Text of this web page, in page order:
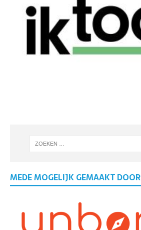
MEDE MOGELIJK GEMAAKT DOOR